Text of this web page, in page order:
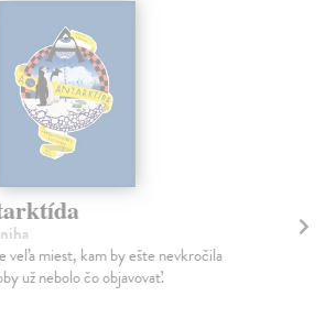
veľa miest, kam by ešte nevkročila
už nebolo čo objavovať.